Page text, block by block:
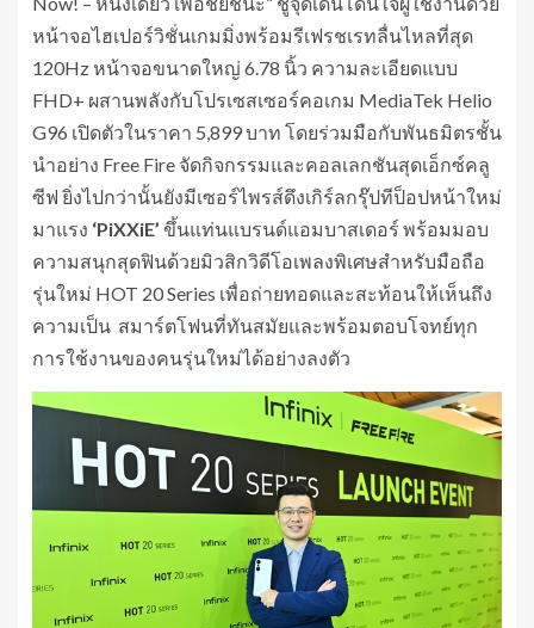
หน้าจอไฮเปอร์วิชั่นเกมมิ่งพร้อมรีเฟรชเรทลื่นไหลที่สุด
120Hz หน้าจอขนาดใหญ่ 6.78 นิ้ว ความละเอียดแบบ
FHD+ ผสานพลังกับโปรเซสเซอร์คอเกม MediaTek Helio
G96 เปิดตัวในราคา 5,899 บาท โดยร่วมมือกับพันธมิตรชั้น
นำอย่าง Free Fire จัดกิจกรรมและคอลเลกชันสุดเอ็กซ์คลู
ซีฟ ยิ่งไปกว่านั้นยังมีเซอร์ไพรส์ดึงเกิร์ลกรุ๊ปทีป็อปหน้าใหม่
มาแรง ‘PiXXiE’ ขึ้นแท่นแบรนด์แอมบาสเดอร์ พร้อมมอบ
ความสนุกสุดฟินด้วยมิวสิกวิดีโอเพลงพิเศษสำหรับมือถือ
รุ่นใหม่ HOT 20 Series เพื่อถ่ายทอดและสะท้อนให้เห็นถึง
ความเป็น สมาร์ตโฟนที่ทันสมัยและพร้อมตอบโจทย์ทุก
การใช้งานของคนรุ่นใหม่ได้อย่างลงตัว